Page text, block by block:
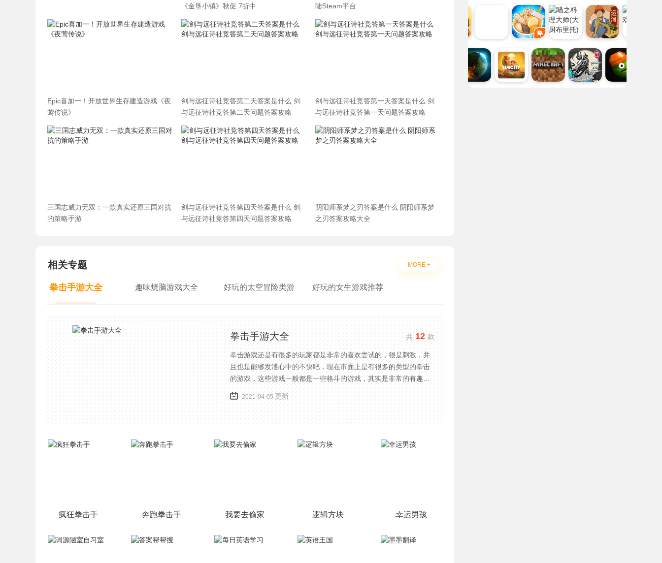
《金垦小镇》秋促 7折中
陆Steam平台
Epic喜加一！开放世界生存建造游戏《夜
莺传说》
剑与远征诗社竞答第二天答案是什么 剑
与远征诗社竞答第二天问题答案攻略
剑与远征诗社竞答第一天答案是什么 剑
与远征诗社竞答第一天问题答案攻略
三国志威力无双：一款真实还原三国对抗
的策略手游
剑与远征诗社竞答第四天答案是什么 剑
与远征诗社竞答第四天问题答案攻略
阴阳师系梦之刃答案是什么 阴阳师系梦
之刃答案攻略大全
相关专题 MORE +
拳击手游大全 趣味烧脑游戏大全 好玩的太空冒险类游 好玩的女生游戏推荐
拳击手游大全 共12 款
拳击游戏还是有很多的玩家都是非常的喜欢尝试的，很是刺激，并
且也是能够发泄心中的不快吧，现在市面上是有很多的类型的拳击
的游戏，这些游戏一般都是一些格斗的游戏，其实是非常的有趣，
也是相当的刺激的，游戏中是有一些不同的场景都是能够去进行体
验的，我们也是能够去刺激的进行对战的，小编现在就是收集了一
2021-04-05 更新
疯狂拳击手 奔跑拳击手 我要去偷家 逻辑方块 幸运男孩